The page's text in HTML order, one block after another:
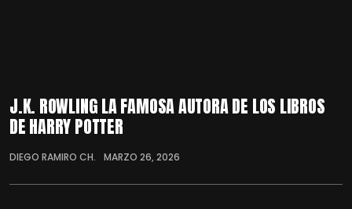
J.K. ROWLING LA FAMOSA AUTORA DE LOS LIBROS
DE HARRY POTTER
DIEGO RAMIRO CH. MARZO 26, 2026